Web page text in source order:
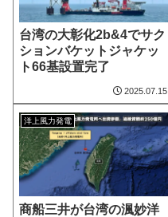
台湾の大彰化2b&4でサク
ションバケットジャケッ
ト66基設置完了
2025.07.15
洋上風力発電
商船三井が台湾の渢妙洋